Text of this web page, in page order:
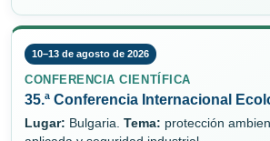
10–13 de agosto de 2026
CONFERENCIA CIENTÍFICA
35.ª Conferencia Internacional
Lugar: Bulgaria. Tema: protección